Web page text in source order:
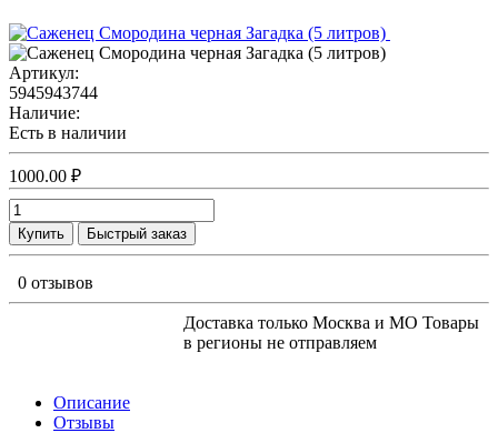
Артикул:
5945943744
Наличие:
Есть в наличии
1000.00 ₽
Купить Быстрый заказ
0 отзывов
Доставка только Москва и МО Товары
в регионы не отправляем
Описание
Отзывы